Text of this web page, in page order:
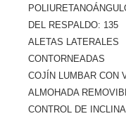
DEL RESPALDO: 135
ALETAS LATERALES
CONTORNEADAS
COJÍN LUMBAR CON
ALMOHADA
CONTROL DE